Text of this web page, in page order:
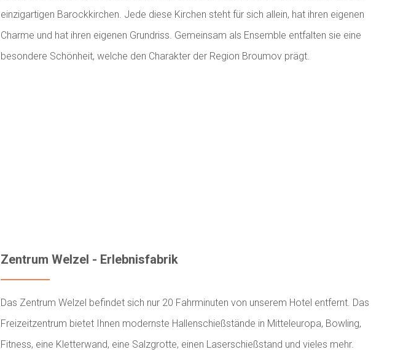
einzigartigen Barockkirchen. Jede diese Kirchen steht für sich allein, hat ihren eigenen
Charme und hat ihren eigenen Grundriss. Gemeinsam als Ensemble entfalten sie eine
besondere Schönheit, welche den Charakter der Region Broumov prägt.
Zentrum Welzel - Erlebnisfabrik
Das Zentrum Welzel befindet sich nur 20 Fahrminuten von unserem Hotel entfernt. Das
Freizeitzentrum bietet Ihnen modernste Hallenschießstände in Mitteleuropa, Bowling,
Fitness, eine Kletterwand, eine Salzgrotte, einen Laserschießstand und vieles mehr.